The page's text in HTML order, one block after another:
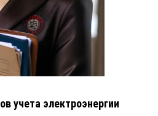
учета электроэнергии